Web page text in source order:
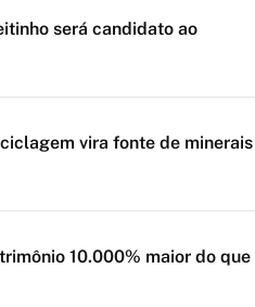
será candidato ao
vira fonte de minerais
10.000% maior do que